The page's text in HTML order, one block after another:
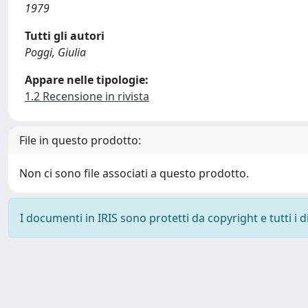
1979
Tutti gli autori
Poggi, Giulia
Appare nelle tipologie:
1.2 Recensione in rivista
File in questo prodotto:
Non ci sono file associati a questo prodotto.
I documenti in IRIS sono protetti da copyright e tutti i